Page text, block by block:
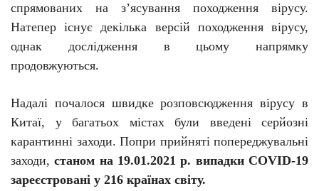
спрямованих на з’ясування походження вірусу.
Натепер існує декілька версій походження вірусу,
однак дослідження в цьому напрямку
продовжуються.
Надалі почалося швидке розповсюдження вірусу в
Китаї, у багатьох містах були введені серйозні
карантинні заходи. Попри прийняті попереджувальні
заходи,станом на 19.01.2021 р. випадки COVID-19
зареєстровані у 216 країнах світу.